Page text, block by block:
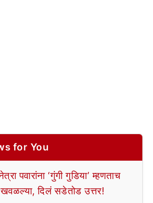
for You
पवारांना ‘गुंगी गुडिया’ म्हणताच
दिलं सडेतोड उत्तर!